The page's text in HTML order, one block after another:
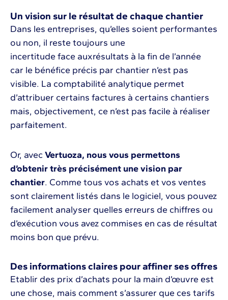
Un vision sur le résultat de chaque chantier
Dans les entreprises, qu’elles soient performantes
ou non, il reste toujours une
incertitude face auxrésultats à la fin de l’année
car le bénéfice précis par chantier n’est pas
visible. La comptabilité analytique permet
d’attribuer certains factures à certains chantiers
mais, objectivement, ce n’est pas facile à réaliser
parfaitement.
Or, avecVertuoza, nous vous permettons
d’obtenir très précisément une vision par
chantier. Comme tous vos achats et vos ventes
sont clairement listés dans le logiciel, vous pouvez
facilement analyser quelles erreurs de chiffres ou
d’exécution vous avez commises en cas de résultat
moins bon que prévu.
Des informations claires pour affiner ses offres
Etablir des prix d’achats pour la main d’œuvre est
une chose, mais comment s’assurer que ces tarifs